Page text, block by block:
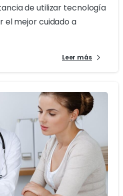
de utilizar tecnología
el mejor cuidado a
Leer más